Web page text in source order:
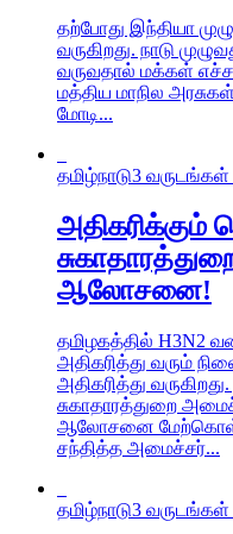
தற்போது இந்தியா
வருகிறது. நாடு
வருவதால் மக்கள்
மத்திய மாநில
மோடி...
தமிழ்நாடு3 வருடங்கள்
ஆலோசனை!
தமிழகத்தில் H3N2
அதிகரித்து வரும்
அதிகரித்து
சுகாதாரத்துறை
ஆலோசனை
சந்தித்த அமைச்சர்...
தமிழ்நாடு3 வருடங்கள்